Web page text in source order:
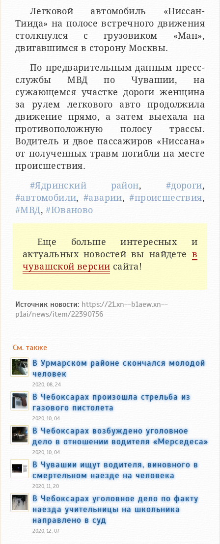
Легковой автомобиль «Ниссан-
Тиида» на полосе встречного движения
столкнулся с грузовиком «Ман»,
двигавшимся в сторону Москвы.
По предварительным данным пресс-
службы МВД по Чувашии, на
сужающемся участке дороги женщина
за рулем легкового авто продолжила
движение прямо, а затем выехала на
противоположную полосу трассы.
Водитель и двое пассажиров «Ниссана»
от полученных травм погибли на месте
происшествия.
#Ядринский район, #дороги,
#автомобили, #аварии,#происшествия,
#МВД,#Юваново
Еще больше интересных и
актуальных новостей вы найдете в
чувашской версии сайта!
Источник новости: https://21.xn--b1aew.xn--
p1ai/news/item/22390756
См. также
В Урмарском районе скончался молодой
человек
2020, 08, 24
В Чебоксарах произошла стрельба из
газового пистолета
2020, 10, 04
В Чебоксарах возбуждено уголовное
дело в отношении водителя «Мерседеса»
2020, 10, 04
В Чувашии ищут водителя, виновного в
смертельном наезде на человека
2020, 11, 20
В Чебоксарах уголовное дело по факту
наезда учительницы на школьника
направлено в суд
2020, 12, 07